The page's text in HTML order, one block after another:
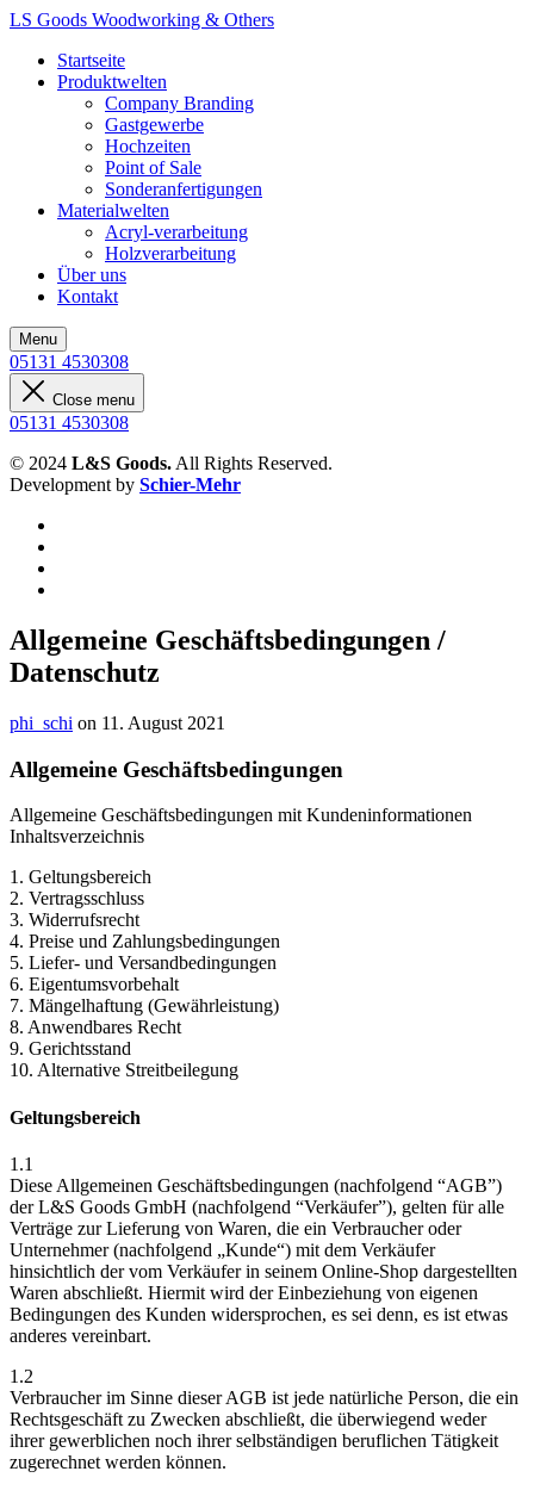
LS Goods Woodworking & Others
Startseite
Produktwelten
Company Branding
Gastgewerbe
Hochzeiten
Point of Sale
Sonderanfertigungen
Materialwelten
Acryl-verarbeitung
Holzverarbeitung
Über uns
Kontakt
Menu
05131 4530308
Close menu
05131 4530308
© 2024 L&S Goods. All Rights Reserved.
Development by Schier-Mehr
Allgemeine Geschäftsbedingungen /
Datenschutz
phi_schi on 11. August 2021
Allgemeine Geschäftsbedingungen
Allgemeine Geschäftsbedingungen mit Kundeninformationen
Inhaltsverzeichnis
1. Geltungsbereich
2. Vertragsschluss
3. Widerrufsrecht
4. Preise und Zahlungsbedingungen
5. Liefer- und Versandbedingungen
6. Eigentumsvorbehalt
7. Mängelhaftung (Gewährleistung)
8. Anwendbares Recht
9. Gerichtsstand
10. Alternative Streitbeilegung
Geltungsbereich
1.1
Diese Allgemeinen Geschäftsbedingungen (nachfolgend “AGB”)
der L&S Goods GmbH (nachfolgend “Verkäufer”), gelten für alle
Verträge zur Lieferung von Waren, die ein Verbraucher oder
Unternehmer (nachfolgend „Kunde“) mit dem Verkäufer
hinsichtlich der vom Verkäufer in seinem Online-Shop dargestellten
Waren abschließt. Hiermit wird der Einbeziehung von eigenen
Bedingungen des Kunden widersprochen, es sei denn, es ist etwas
anderes vereinbart.
1.2
Verbraucher im Sinne dieser AGB ist jede natürliche Person, die ein
Rechtsgeschäft zu Zwecken abschließt, die überwiegend weder
ihrer gewerblichen noch ihrer selbständigen beruflichen Tätigkeit
zugerechnet werden können.